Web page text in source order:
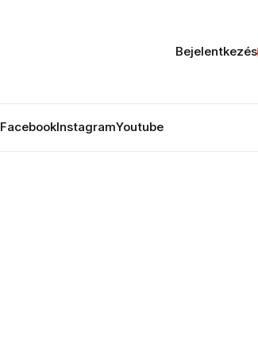
FacebookInstagramYoutube
Bejelentkezés